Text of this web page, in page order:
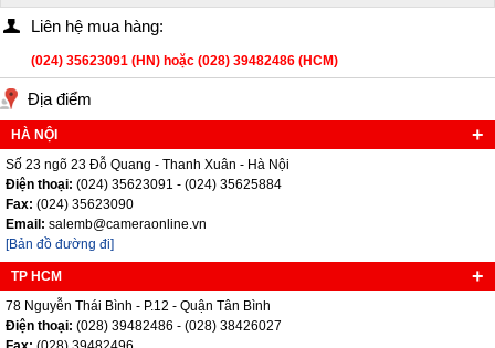
Liên hệ mua hàng:
(024) 35623091 (HN) hoặc (028) 39482486 (HCM)
Địa điểm
HÀ NỘI
Số 23 ngõ 23 Đỗ Quang - Thanh Xuân - Hà Nội
Điện thoại: (024) 35623091 - (024) 35625884
Fax: (024) 35623090
Email: salemb@cameraonline.vn
[Bản đồ đường đi]
TP HCM
78 Nguyễn Thái Bình - P.12 - Quận Tân Bình
Điện thoại: (028) 39482486 - (028) 38426027